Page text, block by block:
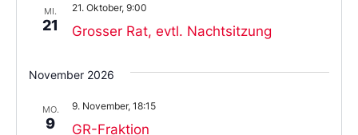
MI.
21 Grosser Rat, evtl. Nachtsitzung
21. Oktober, 9:00
November 2026
MO.
9 GR-Fraktion
9. November, 18:15